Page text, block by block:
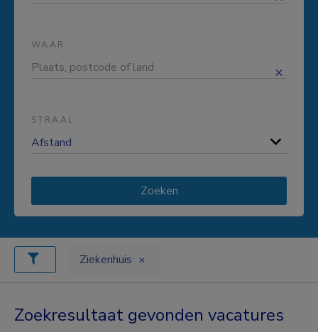
WAAR
STRAAL
Zoeken
Ziekenhuis
Zoekresultaat gevonden vacatures